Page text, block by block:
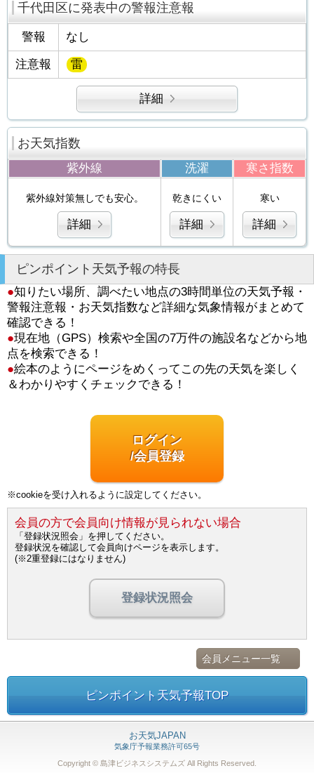
千代田区に発表中の警報注意報
警報 なし
注意報 雷
詳細
お天気指数
紫外線 洗濯 寒さ指数
紫外線対策無しでも安心。
詳細
乾きにくい
詳細
寒い
詳細
ピンポイント天気予報の特長
●知りたい場所、調べたい地点の3時間単位の天気予報・
警報注意報・お天気指数など詳細な気象情報がまとめて
確認できる！
●現在地（GPS）検索や全国の7万件の施設名などから地
点を検索できる！
●絵本のようにページをめくってこの先の天気を楽しく
＆わかりやすくチェックできる！
ログイン
/会員登録
※cookieを受け入れるように設定してください。
会員の方で会員向け情報が見られない場合
「登録状況照会」を押してください。
登録状況を確認して会員向けページを表示します。
(※2重登録にはなりません)
登録状況照会
会員メニュー一覧
ピンポイント天気予報TOP
お天気JAPAN
気象庁予報業務許可65号
Copyright © 島津ビジネスシステムズ All Rights Reserved.